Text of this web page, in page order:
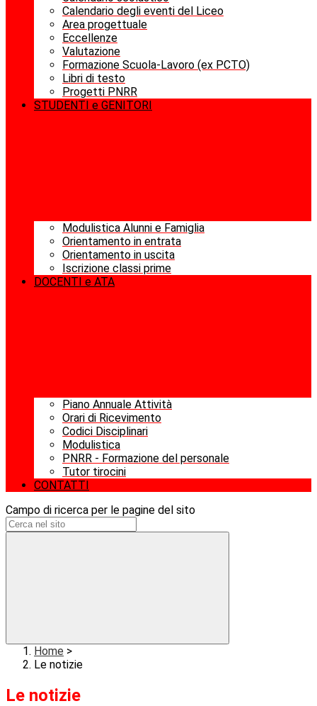
Calendario degli eventi del Liceo
Area progettuale
Eccellenze
Valutazione
Formazione Scuola-Lavoro (ex PCTO)
Libri di testo
Progetti PNRR
STUDENTI e GENITORI
Modulistica Alunni e Famiglia
Orientamento in entrata
Orientamento in uscita
Iscrizione classi prime
DOCENTI e ATA
Piano Annuale Attività
Orari di Ricevimento
Codici Disciplinari
Modulistica
PNRR - Formazione del personale
Tutor tirocini
CONTATTI
Campo di ricerca per le pagine del sito
Home >
Le notizie
Le notizie